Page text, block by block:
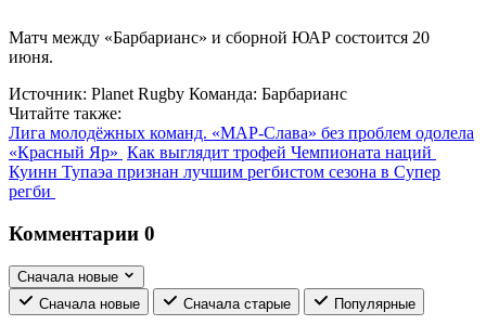
Матч между «Барбарианс» и сборной ЮАР состоится 20
июня.
Источник: Planet Rugby Команда: Барбарианс
Читайте также:
Лига молодёжных команд. «МАР-Слава» без проблем одолела
«Красный Яр» Как выглядит трофей Чемпионата наций
Куинн Тупаэа признан лучшим регбистом сезона в Супер
регби
Комментарии 0
Сначала новые
Сначала новые
Сначала старые Популярные